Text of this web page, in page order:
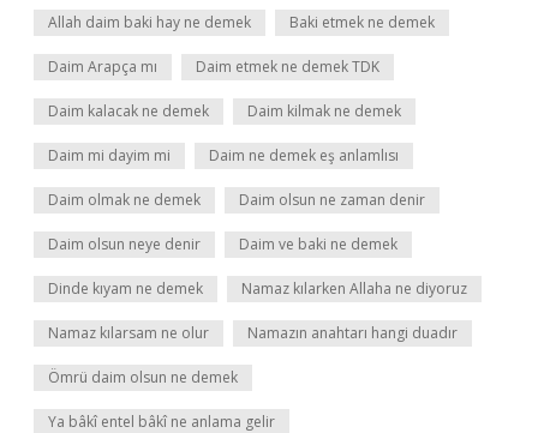
Allah daim baki hay ne demek Baki etmek ne demek
Daim Arapça mı Daim etmek ne demek TDK
Daim kalacak ne demek Daim kilmak ne demek
Daim mi dayim mi Daim ne demek eş anlamlısı
Daim olmak ne demek Daim olsun ne zaman denir
Daim olsun neye denir Daim ve baki ne demek
Dinde kıyam ne demek Namaz kılarken Allaha ne diyoruz
Namaz kılarsam ne olur Namazın anahtarı hangi duadır
Ömrü daim olsun ne demek
Ya bâkî entel bâkî ne anlama gelir